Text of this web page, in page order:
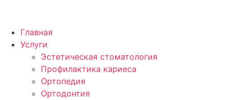
Главная
Услуги
Эстетическая стоматология
Профилактика кариеса
Ортопедия
Ортодонтия